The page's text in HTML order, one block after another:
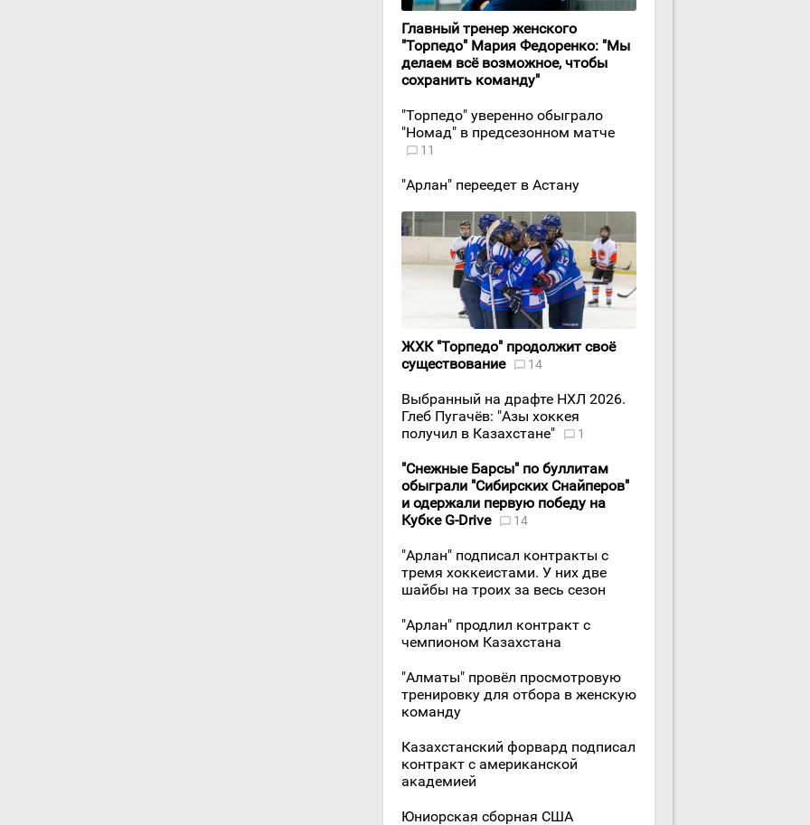
Главный тренер женского
"Торпедо" Мария Федоренко: "Мы
делаем всё возможное, чтобы
сохранить команду"
"Торпедо" уверенно обыграло
"Номад" в предсезонном матче
11
"Арлан" переедет в Астану
ЖХК "Торпедо" продолжит своё
существование
14
Выбранный на драфте НХЛ 2026.
Глеб Пугачёв: "Азы хоккея
получил в Казахстане"
1
"Снежные Барсы" по буллитам
обыграли "Сибирских Снайперов"
и одержали первую победу на
Кубке G-Drive
14
"Арлан" подписал контракты с
тремя хоккеистами. У них две
шайбы на троих за весь сезон
"Арлан" продлил контракт с
чемпионом Казахстана
"Алматы" провёл просмотровую
тренировку для отбора в женскую
команду
Казахстанский форвард подписал
контракт с американской
академией
Юниорская сборная США